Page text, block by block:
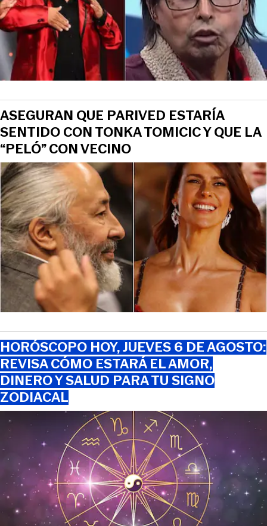
ASEGURAN QUE PARIVED ESTARÍA
SENTIDO CON TONKA TOMICIC Y QUE LA
“PELÓ” CON VECINO
HORÓSCOPO HOY, JUEVES 6 DE AGOSTO:
REVISA CÓMO ESTARÁ EL AMOR,
DINERO Y SALUD PARA TU SIGNO
ZODIACAL